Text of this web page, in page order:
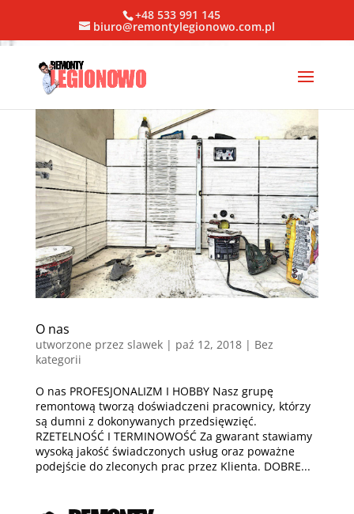
+48 533 991 145
biuro@remontylegionowo.com.pl
O nas
utworzone przez slawek| paź 12, 2018| Bez
kategorii
O nas PROFESJONALIZM I HOBBY Nasz grupę
remontową tworzą doświadczeni pracownicy, którzy
są dumni z dokonywanych przedsięwzięć.
RZETELNOŚĆ I TERMINOWOŚĆ Za gwarant stawiamy
wysoką jakość świadczonych usług oraz poważne
podejście do zleconych prac przez Klienta. DOBRE...